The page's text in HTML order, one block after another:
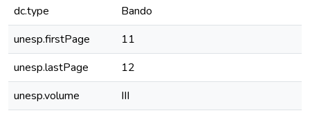
dc.type
Bando
unesp.firstPage
11
unesp.lastPage
12
unesp.volume
III